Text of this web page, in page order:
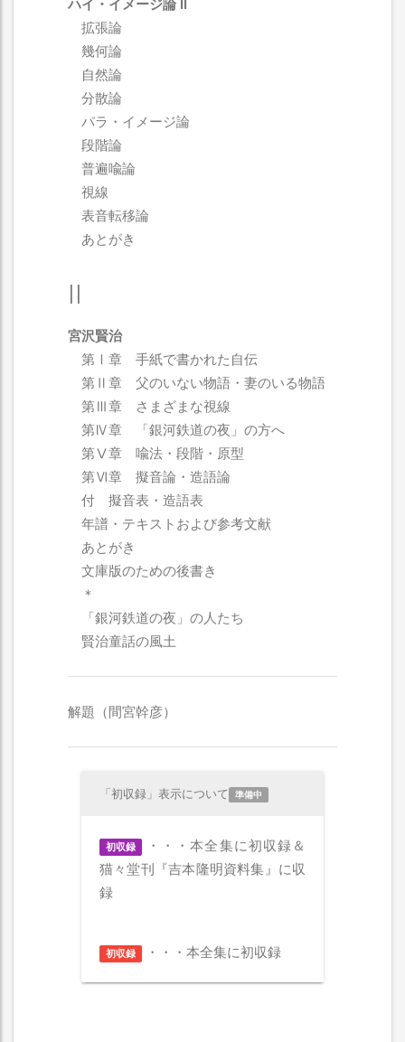
ハイ・イメージ論 II
拡張論
幾何論
自然論
分散論
パラ・イメージ論
段階論
普遍喩論
視線
表音転移論
あとがき
II
宮沢賢治
第Ⅰ章 手紙で書かれた自伝
第Ⅱ章 父のいない物語・妻のいる物語
第Ⅲ章 さまざまな視線
第Ⅳ章 「銀河鉄道の夜」の方へ
第Ⅴ章 喩法・段階・原型
第Ⅵ章 擬音論・造語論
付 擬音表・造語表
年譜・テキストおよび参考文献
あとがき
文庫版のための後書き
＊
「銀河鉄道の夜」の人たち
賢治童話の風土
解題（間宮幹彦）
「初収録」表示について 準備中
初収録
・・・本全集に初収録＆
猫々堂刊『吉本隆明資料集』に収
録
初収録 ・・・本全集に初収録